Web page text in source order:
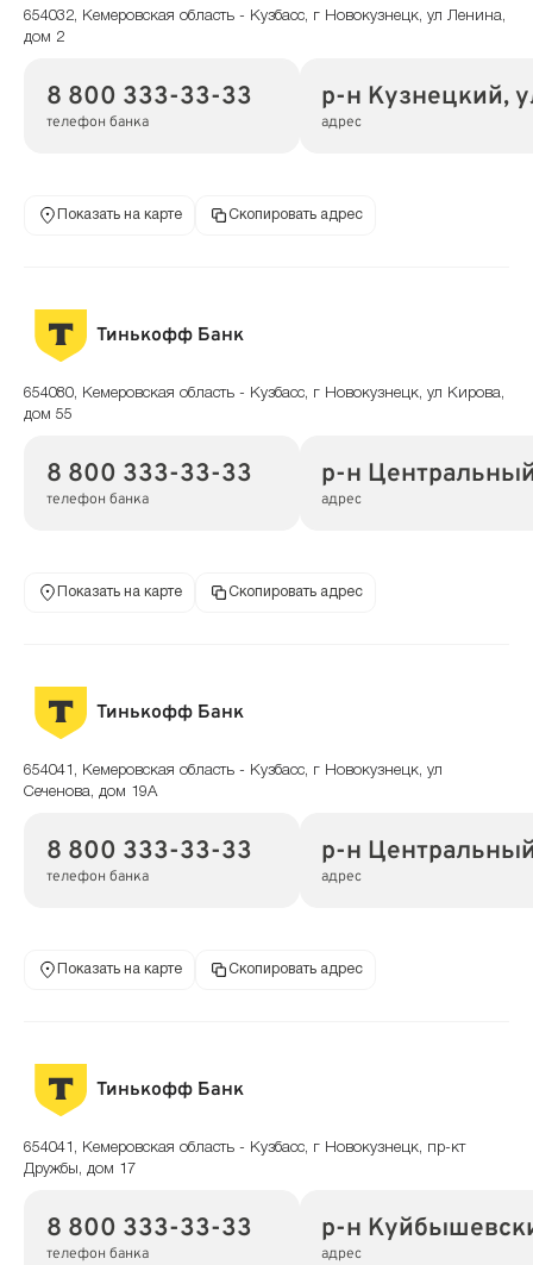
654032, Кемеровская область - Кузбасс, г Новокузнецк, ул Ленина,
дом 2
8 800 333-33-33
телефон банка
р-н Кузнецкий,
адрес
Показать на карте Скопировать адрес
Тинькофф Банк
654080, Кемеровская область - Кузбасс, г Новокузнецк, ул Кирова,
дом 55
8 800 333-33-33
телефон банка
р-н
адрес
Показать на карте Скопировать адрес
Тинькофф Банк
654041, Кемеровская область - Кузбасс, г Новокузнецк, ул
Сеченова, дом 19А
8 800 333-33-33
телефон банка
р-н
адрес
Показать на карте Скопировать адрес
Тинькофф Банк
654041, Кемеровская область - Кузбасс, г Новокузнецк, пр-кт
Дружбы, дом 17
8 800 333-33-33
телефон банка
р-н
адрес